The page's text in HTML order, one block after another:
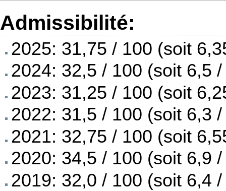
Admissibilité:
2025: 31,75 / 100 (soit
2024: 32,5 / 100 (soit 6,5
2023: 31,25 / 100 (soit
2022: 31,5 / 100 (soit 6,3
2021: 32,75 / 100 (soit
2020: 34,5 / 100 (soit 6,9
2019: 32,0 / 100 (soit 6,4